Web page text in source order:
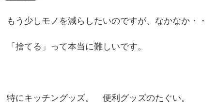
もう少しモノを減らしたいのですが、なかなか・・
「捨てる」って本当に難しいです。
特にキッチングッズ。 便利グッズのたぐい。